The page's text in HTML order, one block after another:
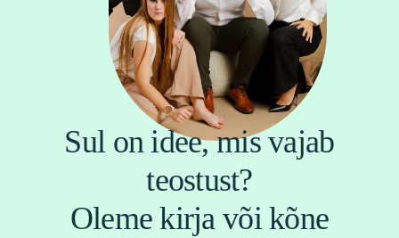
Sul on idee, mis vajab
teostust?
Oleme kirja või kõne